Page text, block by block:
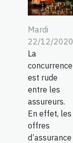
Mardi
22/12/2020
La
concurrence
est rude
entre les
assureurs.
En effet, les
offres
d’assurance